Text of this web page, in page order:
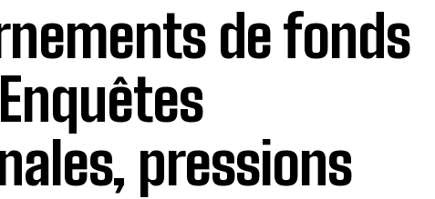
de fonds
pressions